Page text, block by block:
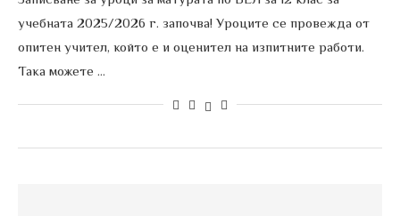
учебната 2025/2026 г. започва! Уроците се провежда от
опитен учител, който е и оценител на изпитните работи.
Така можете …